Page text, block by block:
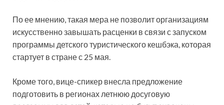
По ее мнению, такая мера не позволит организациям
искусственно завышать расценки в связи с запуском
программы детского туристического кешбэка, которая
стартует в стране с 25 мая.
Кроме того, вице-спикер внесла предложение
подготовить в регионах летнюю досуговую